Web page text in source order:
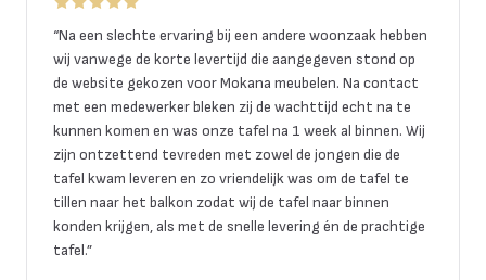
“Na een slechte ervaring bij een andere woonzaak hebben
wij vanwege de korte levertijd die aangegeven stond op
de website gekozen voor Mokana meubelen. Na contact
met een medewerker bleken zij de wachttijd echt na te
kunnen komen en was onze tafel na 1 week al binnen. Wij
zijn ontzettend tevreden met zowel de jongen die de
tafel kwam leveren en zo vriendelijk was om de tafel te
tillen naar het balkon zodat wij de tafel naar binnen
konden krijgen, als met de snelle levering én de prachtige
tafel.”